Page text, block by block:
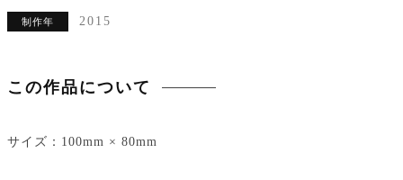
制作年 2015
この作品について
サイズ：100mm × 80mm